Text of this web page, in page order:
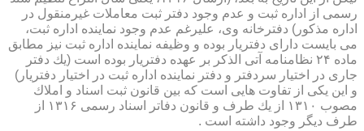
رسمی از اداره ثبت و عدم وجود دفتر ثبت معاملات غیرمنقول در
اداره مذكور) دفترخانه وی، علیرغم عدم وجود نماینده اداره ثبت،
می بایست دارای دفتریار بوده و وظیفه نماینده اداره ثبت نیز مطابق
ماده ۲۴ نظامنامه آتی الذكر بر عهده دفتریار بوده است (یك دفتر
جاری در اختیار سردفتر و دفتر نماینده اداره ثبت در اختیار دفتریار)
و این یكی از تفاوت هایی است كه بین قانون ثبت اسناد و املاك
مصوب ۱۳۱۰ از یك طرف و قانون دفاتر اسناد رسمی ۱۳۱۶ از
طرف دیگر وجود داشته است .